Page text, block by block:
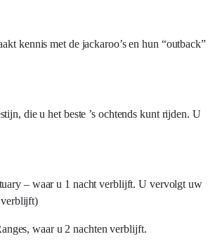
kennis met de jackaroo’s en hun “outback”
die u het beste ’s ochtends kunt rijden. U
– waar u 1 nacht verblijft. U vervolgt uw
verblijft)
waar u 2 nachten verblijft.